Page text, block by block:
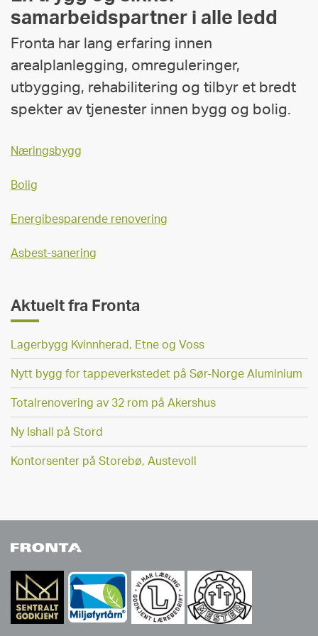
samarbeidspartner i alle ledd
Fronta har lang erfaring innen
arealplanlegging, omreguleringer,
utbygging, rehabilitering og tilbyr et bredt
spekter av tjenester innen bygg og bolig.
Næringsbygg
Bolig
Energibesparende renovering
Asbest-sanering
Aktuelt fra Fronta
Lagerbygg Kvinnherad, Etne og Voss
Nytt bygg for tappeverkstedet på Sør-Norge Aluminium
Totalrenovering av 32 rom på Akershus
Ny Ishall på Stord
Kontorsenter på Storebø, Austevoll